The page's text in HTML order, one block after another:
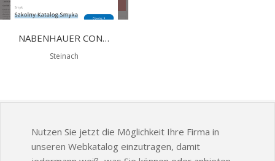
NABENHAUER CONSULTING
Steinach
Nutzen Sie jetzt die Möglichkeit Ihre Firma in
unseren Webkatalog einzutragen, damit